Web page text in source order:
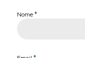
Nome *